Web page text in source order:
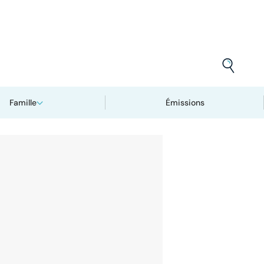
Famille Émissions